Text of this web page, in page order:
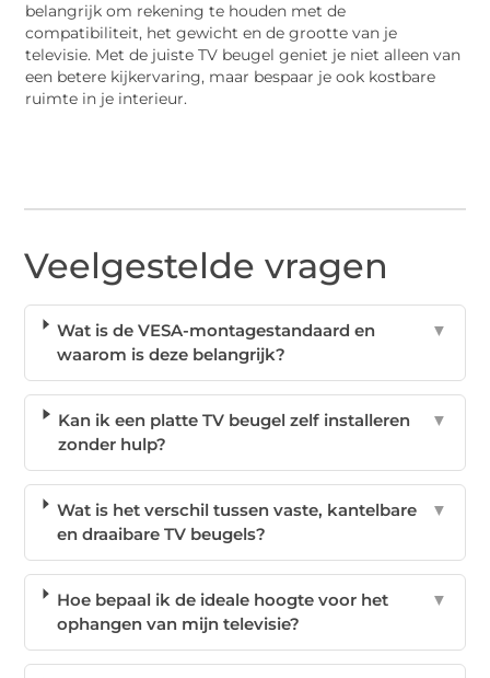
belangrijk om rekening te houden met de
compatibiliteit, het gewicht en de grootte van je
televisie. Met de juiste TV beugel geniet je niet alleen van
een betere kijkervaring, maar bespaar je ook kostbare
ruimte in je interieur.
Veelgestelde vragen
Wat is de VESA-montagestandaard en
waarom is deze belangrijk?
▼
Kan ik een platte TV beugel zelf installeren
zonder hulp?
▼
Wat is het verschil tussen vaste, kantelbare
en draaibare TV beugels?
▼
Hoe bepaal ik de ideale hoogte voor het
ophangen van mijn televisie?
▼